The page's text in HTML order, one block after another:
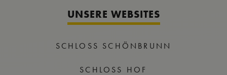
UNSERE WEBSITES
SCHLOSS SCHÖNBRUNN
SCHLOSS HOF